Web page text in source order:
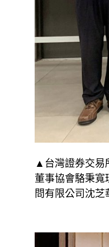
▲台灣證券交易
董事協會駱秉寬
問有限公司沈